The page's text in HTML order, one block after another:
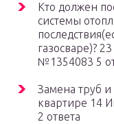
Кто должен
системы
газосваре)?
№1354083 5
Замена труб
квартире 14
2 ответа